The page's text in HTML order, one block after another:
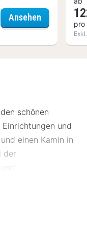
Ansehen Best
pro
schönen
und
einen Kamin in
der
Speisen
Drink an der